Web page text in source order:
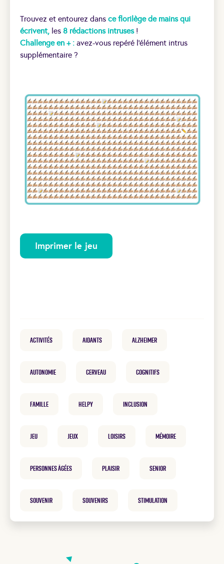
Trouvez et entourez dans ce florilège de mains qui
écrivent, les 8 rédactions intruses!
Challenge en + : avez-vous repéré l’élément intrus
supplémentaire ?
Imprimer le jeu
Activités Aidants Alzheimer
Autonomie cerveau cognitifs
famille helpy inclusion
Jeu Jeux loisirs mémoire
personnes âgées plaisir Senior
souvenir souvenirs Stimulation